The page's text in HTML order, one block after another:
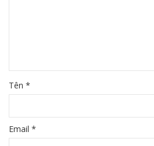
Tên *
Email *